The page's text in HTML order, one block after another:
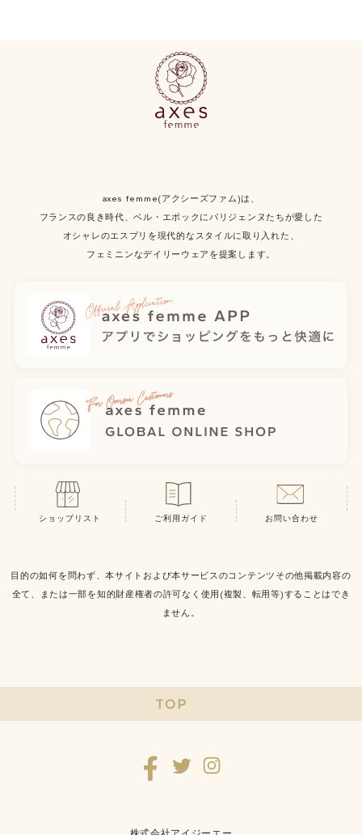
axes femme(アクシーズファム)は、
フランスの良き時代、ベル・エポックにパリジェンヌたちが愛した
オシャレのエスプリを現代的なスタイルに取り入れた、
フェミニンなデイリーウェアを提案します。
ショップリスト ご利用ガイド お問い合わせ
目的の如何を問わず、本サイトおよび本サービスのコンテンツその他掲載内容の
全て、または一部を知的財産権者の許可なく使用(複製、転用等)することはでき
ません。
TOP